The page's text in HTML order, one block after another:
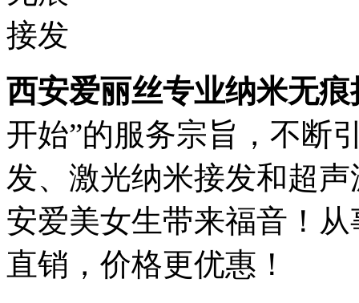
西安爱丽丝专业纳米无痕
开始”的服务宗旨，不断
发、激光纳米接发和超
安爱美女生带来福音！从
直销，价格更优惠！